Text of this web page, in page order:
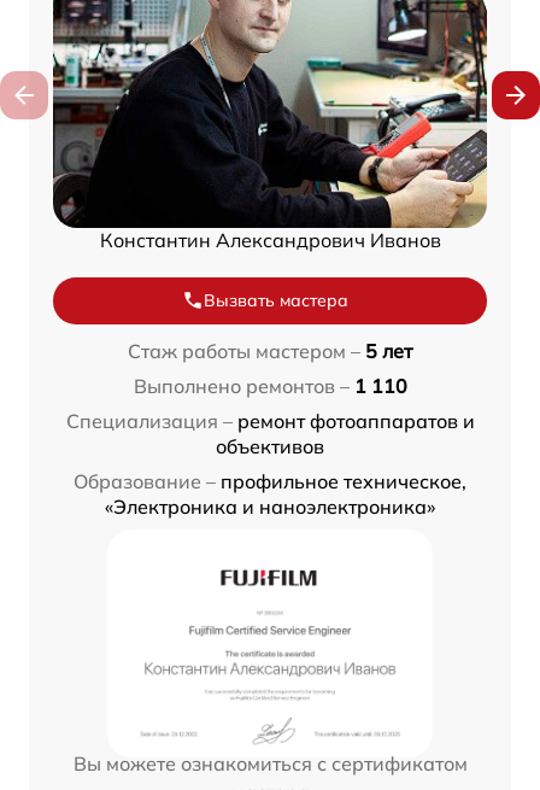
Константин Александрович Иванов
Вызвать мастера
Стаж работы мастером – 5 лет
Выполнено ремонтов – 1 110
Специализация – ремонт фотоаппаратов и
объективов
Образование – профильное техническое,
«Электроника и наноэлектроника»
Вы можете ознакомиться с сертификатом